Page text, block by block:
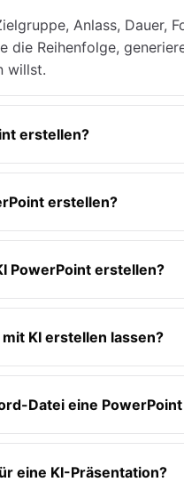
Anlass, Dauer,
die Reihenfolge,
willst.
erstellen?
erstellen?
PowerPoint erstellen?
KI erstellen lassen?
Datei eine
eine KI-Präsentation?